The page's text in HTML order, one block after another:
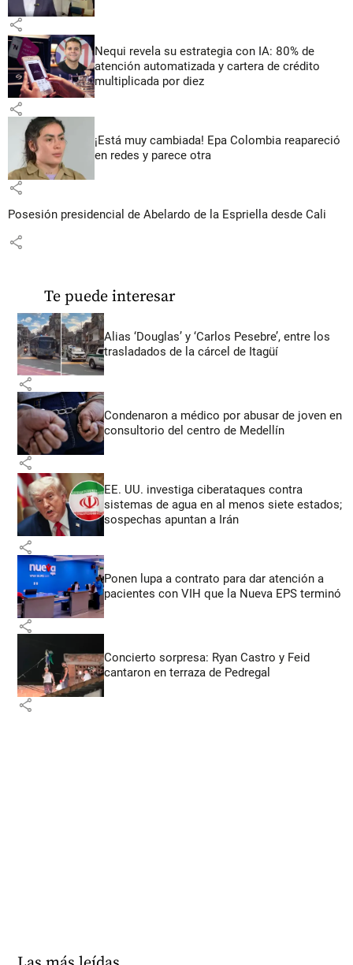
share
Nequi revela su estrategia con IA: 80% de
atención automatizada y cartera de crédito
multiplicada por diez
share
¡Está muy cambiada! Epa Colombia reapareció
en redes y parece otra
share
Posesión presidencial de Abelardo de la Espriella desde Cali
share
Te puede interesar
Alias ‘Douglas’ y ‘Carlos Pesebre’, entre los
trasladados de la cárcel de Itagüí
share
Condenaron a médico por abusar de joven en
consultorio del centro de Medellín
share
EE. UU. investiga ciberataques contra
sistemas de agua en al menos siete estados;
sospechas apuntan a Irán
share
Ponen lupa a contrato para dar atención a
pacientes con VIH que la Nueva EPS terminó
share
Concierto sorpresa: Ryan Castro y Feid
cantaron en terraza de Pedregal
share